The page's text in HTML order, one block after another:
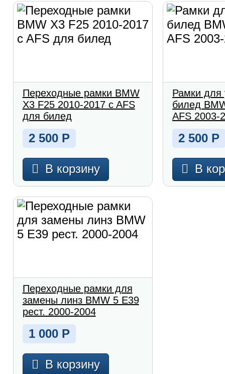
Переходные рамки BMW
X3 F25 2010-2017 c AFS
для билед
2 500 Р
В корзину
Рамки для
билед
AFS 2003-
2 500 Р
В
Переходные рамки для
замены линз BMW 5 E39
рест. 2000-2004
1 000 Р
В корзину